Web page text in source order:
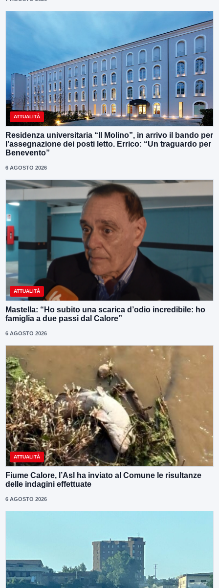
ATTUALITÀ
Residenza universitaria “Il Molino”, in arrivo il bando per
l’assegnazione dei posti letto. Errico: “Un traguardo per
Benevento”
6 AGOSTO 2026
ATTUALITÀ
Mastella: “Ho subito una scarica d’odio incredibile: ho
famiglia a due passi dal Calore”
6 AGOSTO 2026
ATTUALITÀ
Fiume Calore, l’Asl ha inviato al Comune le risultanze
delle indagini effettuate
6 AGOSTO 2026